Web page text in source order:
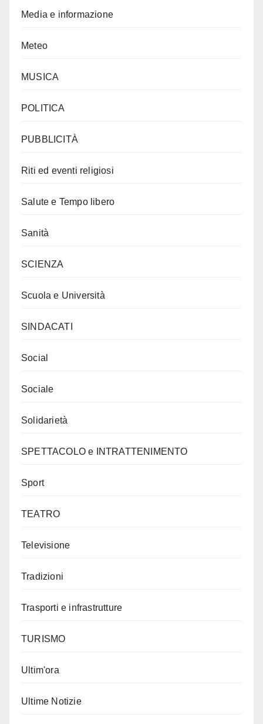
Media e informazione
Meteo
MUSICA
POLITICA
PUBBLICITÀ
Riti ed eventi religiosi
Salute e Tempo libero
Sanità
SCIENZA
Scuola e Università
SINDACATI
Social
Sociale
Solidarietà
SPETTACOLO e INTRATTENIMENTO
Sport
TEATRO
Televisione
Tradizioni
Trasporti e infrastrutture
TURISMO
Ultim'ora
Ultime Notizie